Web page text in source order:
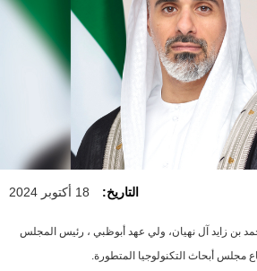
التاريخ: 18 أكتوبر 2024
بن زايد آل نهيان، ولي عهد أبوظبي ، رئيس المجلس
مجلس أبحاث التكنولوجيا المتطورة.